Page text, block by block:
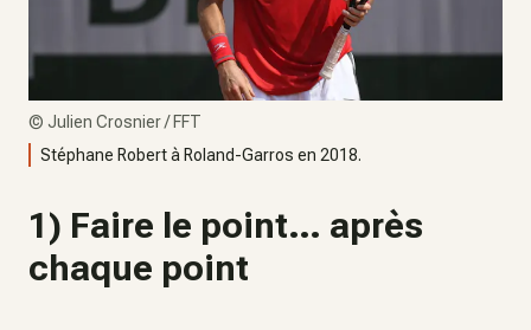
© Julien Crosnier / FFT
Stéphane Robert à Roland-Garros en 2018.
1) Faire le point… après
chaque point